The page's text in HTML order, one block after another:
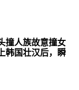
撞人族故意撞女
韩国壮汉后，瞬